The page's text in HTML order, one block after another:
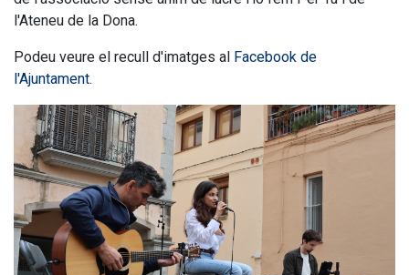
l'Ateneu de la Dona.
Podeu veure el recull d'imatges al Facebook de
l'Ajuntament.